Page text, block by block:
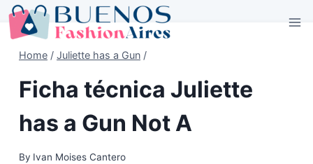
Skip
to
Home / Juliette has a Gun /
Ficha técnica Juliette
has a Gun Not A
By Ivan Moises Cantero